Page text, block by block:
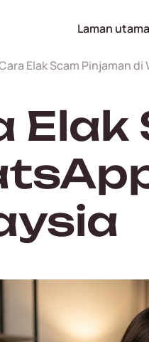
Laman utama
Elak Scam Pinjaman
Elak